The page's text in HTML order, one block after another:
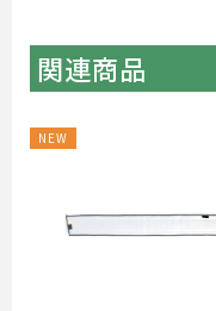
関連商品